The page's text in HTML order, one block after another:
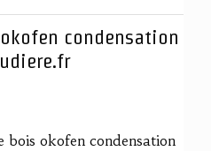
condensation
okofen condensation